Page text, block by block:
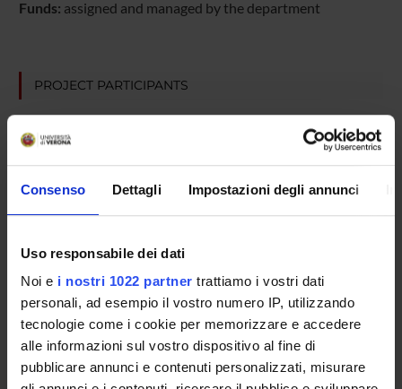
Consenso Dettagli Impostazioni degli annunci
Uso responsabile dei dati
Noi e i nostri 1022 partner trattiamo i vostri dati
personali, ad esempio il vostro numero IP, utilizzando
tecnologie come i cookie per memorizzare e accedere
alle informazioni sul vostro dispositivo al fine di
pubblicare annunci e contenuti personalizzati, misurare
Funds: assigned and managed by the department
PROJECT PARTICIPANTS
Simone Accordini
Associate Professor
Lucia Cazzoletti
Associate Professor
Giuseppe Verlato
Full Professor
SECTIONS
Section of Epidemiology and Medical Statistics